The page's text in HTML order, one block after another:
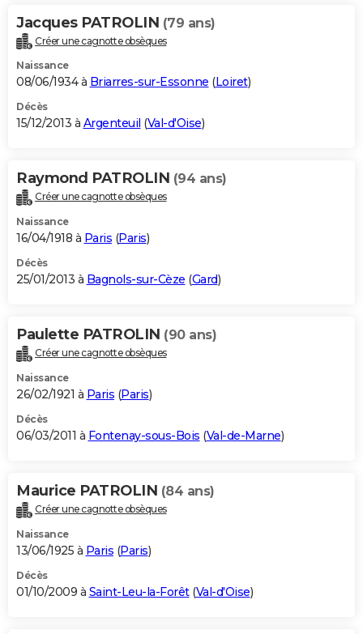
Jacques PATROLIN (79 ans)
Créer une cagnotte obsèques
Naissance
08/06/1934 à Briarres-sur-Essonne (Loiret)
Décès
15/12/2013 à Argenteuil (Val-d'Oise)
Raymond PATROLIN (94 ans)
Créer une cagnotte obsèques
Naissance
16/04/1918 à Paris (Paris)
Décès
25/01/2013 à Bagnols-sur-Cèze (Gard)
Paulette PATROLIN (90 ans)
Créer une cagnotte obsèques
Naissance
26/02/1921 à Paris (Paris)
Décès
06/03/2011 à Fontenay-sous-Bois (Val-de-Marne)
Maurice PATROLIN (84 ans)
Créer une cagnotte obsèques
Naissance
13/06/1925 à Paris (Paris)
Décès
01/10/2009 à Saint-Leu-la-Forêt(Val-d'Oise)